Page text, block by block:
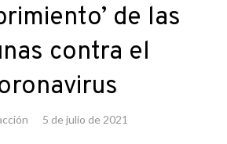
de las
contra el
5 de julio de 2021